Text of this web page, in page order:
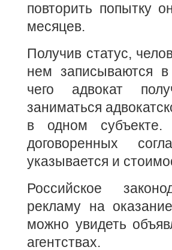
повторить попытку
месяцев.
Получив статус,
нем записываются
чего адвокат
заниматься
в одном субъекте.
договоренных
указывается и
Российское
рекламу на
можно увидеть
агентствах.